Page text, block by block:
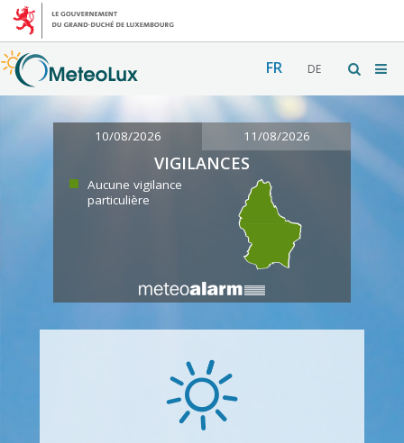
FR DE
10/08/2026 11/08/2026
VIGILANCES
Aucune vigilance
particulière